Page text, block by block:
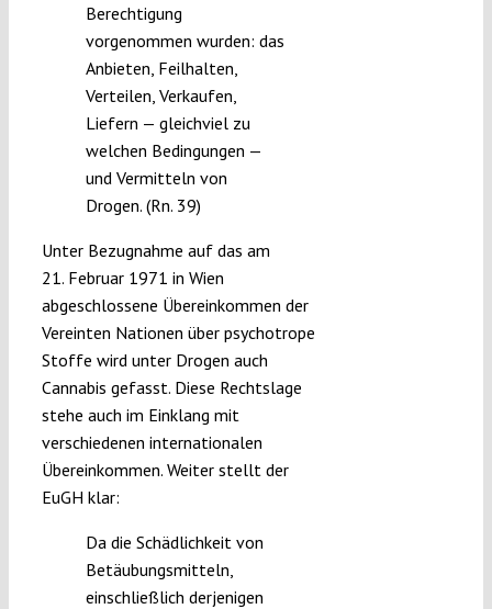
Berechtigung
vorgenommen wurden: das
Anbieten, Feilhalten,
Verteilen, Verkaufen,
Liefern — gleichviel zu
welchen Bedingungen —
und Vermitteln von
Drogen. (Rn. 39)
Unter Bezugnahme auf das am
21. Februar 1971 in Wien
abgeschlossene Übereinkommen der
Vereinten Nationen über psychotrope
Stoffe wird unter Drogen auch
Cannabis gefasst. Diese Rechtslage
stehe auch im Einklang mit
verschiedenen internationalen
Übereinkommen. Weiter stellt der
EuGH klar:
Da die Schädlichkeit von
Betäubungsmitteln,
einschließlich derjenigen